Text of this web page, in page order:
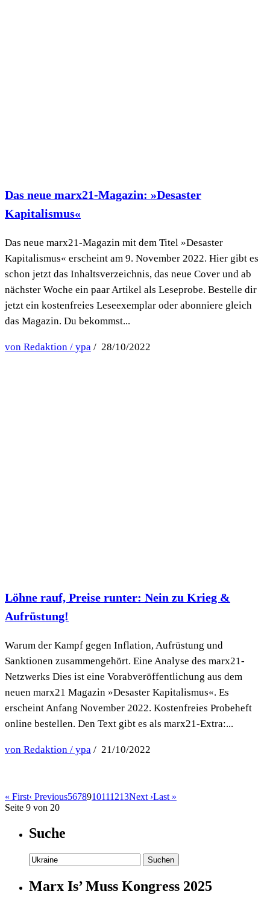
Das neue marx21-Magazin: »Desaster
Kapitalismus«
Das neue marx21-Magazin mit dem Titel »Desaster
Kapitalismus« erscheint am 9. November 2022. Hier gibt es
schon jetzt das Inhaltsverzeichnis, das neue Cover und ab
nächster Woche ein paar Artikel als Leseprobe. Bestelle dir
jetzt ein kostenfreies Leseexemplar oder abonniere gleich
das Magazin. Du bekommst...
von Redaktion / ypa / 28/10/2022
Löhne rauf, Preise runter: Nein zu Krieg &
Aufrüstung!
Warum der Kampf gegen Inflation, Aufrüstung und
Sanktionen zusammengehört. Eine Analyse des marx21-
Netzwerks Dies ist eine Vorabveröffentlichung aus dem
neuen marx21 Magazin »Desaster Kapitalismus«. Es
erscheint Anfang November 2022. Kostenfreies Probeheft
online bestellen. Den Text gibt es als marx21-Extra:...
von Redaktion / ypa / 21/10/2022
« First‹ Previous5678910111213Next ›Last »
Seite 9 von 20
Suche
Suchen
nach:
Marx Is’ Muss Kongress 2025